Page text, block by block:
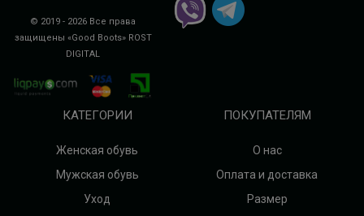
© 2019 - 2026 Все права
защищены «Good Boots» ROST
DIGITAL
КАТЕГОРИИ
Женская обувь
Мужская обувь
Уход
ПОКУПАТЕЛЯМ
О нас
Оплата и доставка
Размер